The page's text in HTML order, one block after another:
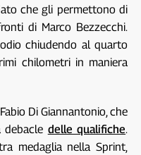
che gli permettono di
di Marco Bezzecchi.
chiudendo al quarto
chilometri in maniera
Di Giannantonio, che
debacle delle qualifiche.
medaglia nella Sprint,